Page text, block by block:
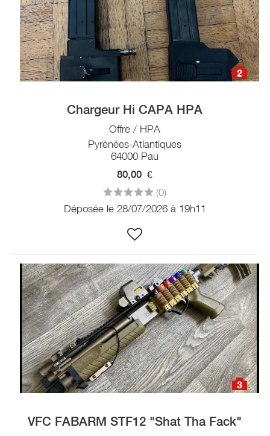
2
Chargeur Hi CAPA HPA
Offre / HPA
Pyrénées-Atlantiques
64000 Pau
80,00 €
(0)
Déposée le 28/07/2026 à 19h11
3
VFC FABARM STF12 "Shat Tha Fack"